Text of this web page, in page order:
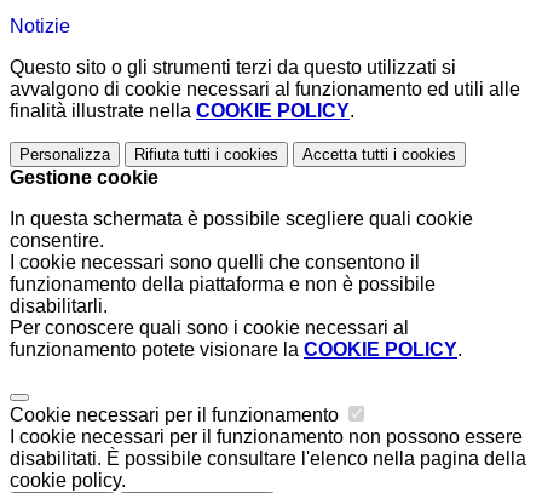
Notizie
Questo sito o gli strumenti terzi da questo utilizzati si
avvalgono di cookie necessari al funzionamento ed utili alle
finalità illustrate nella COOKIE POLICY.
Personalizza Rifiuta tutti i cookies Accetta tutti i cookies
Gestione cookie
In questa schermata è possibile scegliere quali cookie
consentire.
I cookie necessari sono quelli che consentono il
funzionamento della piattaforma e non è possibile
disabilitarli.
Per conoscere quali sono i cookie necessari al
funzionamento potete visionare la COOKIE POLICY.
Cookie necessari per il funzionamento
I cookie necessari per il funzionamento non possono essere
disabilitati. È possibile consultare l'elenco nella pagina della
cookie policy.